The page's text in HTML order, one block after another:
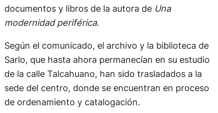
documentos y libros de la autora de Una
modernidad periférica.
Según el comunicado, el archivo y la biblioteca de
Sarlo, que hasta ahora permanecían en su estudio
de la calle Talcahuano, han sido trasladados a la
sede del centro, donde se encuentran en proceso
de ordenamiento y catalogación.